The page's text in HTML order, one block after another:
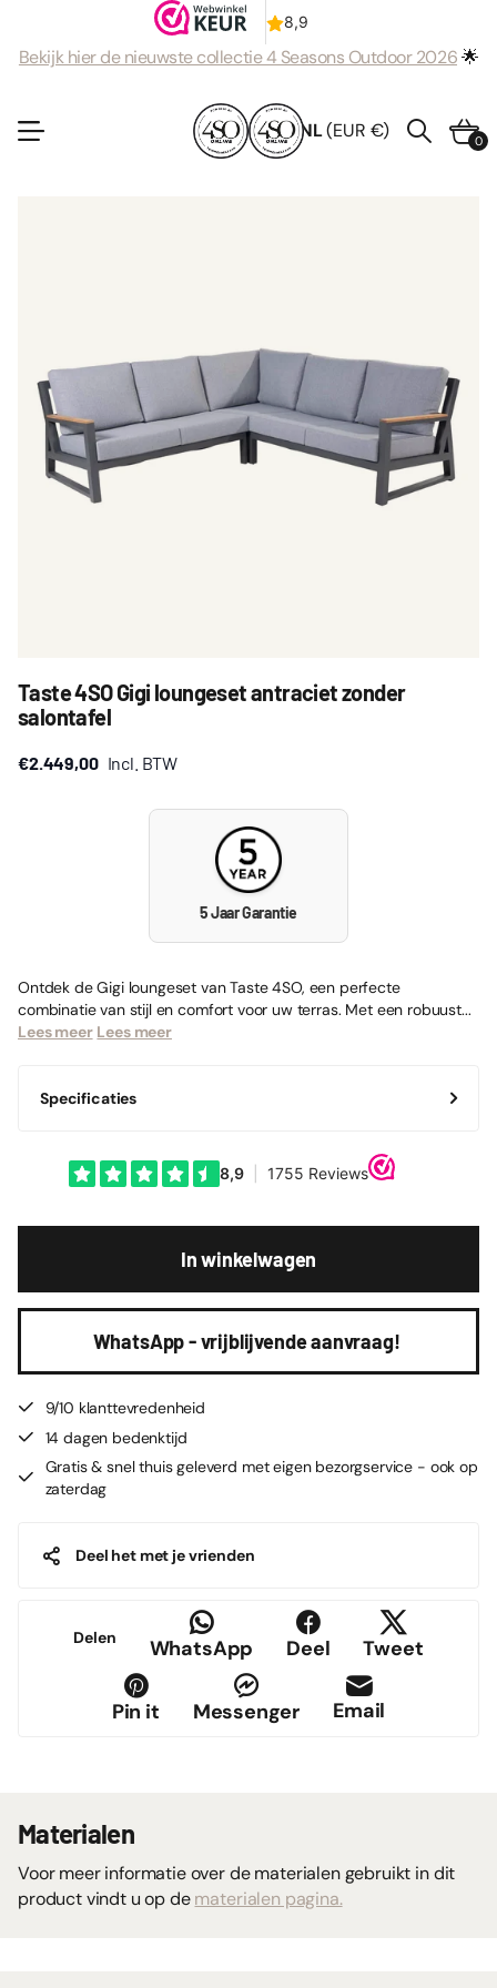
Bekijk hier de nieuwste collectie 4 Seasons Outdoor 2026🌟
NL(EUR €) 0
Taste 4SO Gigi loungeset antraciet zonder
salontafel
€2.449,00 Incl. BTW
5 Jaar Garantie
Ontdek de Gigi loungeset van Taste 4SO, een perfecte
combinatie van stijl en comfort voor uw terras. Met een robuust...
Lees meer Lees meer
Specificaties
In winkelwagen
WhatsApp - vrijblijvende aanvraag!
9/10 klanttevredenheid
14 dagen bedenktijd
Gratis & snel thuis geleverd met eigen bezorgservice - ook op
zaterdag
Deel het met je vrienden
Delen WhatsApp Deel Tweet
Pin it Messenger Email
Materialen
Voor meer informatie over de materialen gebruikt in dit
product vindt u op dematerialen pagina.